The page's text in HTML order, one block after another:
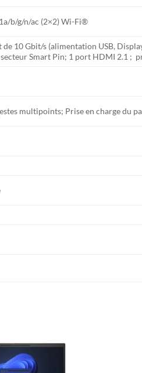
b/g/n/ac (2×2) Wi-Fi®
10 Gbit/s (alimentation USB,
Smart Pin; 1 port HDMI 2.1 ;
multipoints; Prise en charge du